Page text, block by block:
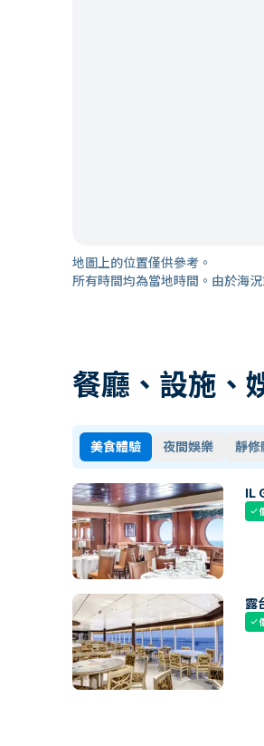
地圖上的位置僅供參考。
所有時間均為當地時間。由於海
餐廳、設施、
美食體驗 夜間娛樂 靜修
IL
check
露
check